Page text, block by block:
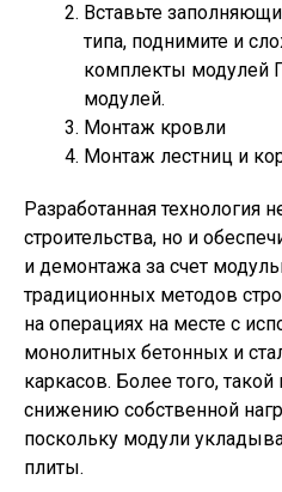
Вставьте
типа, поднимите и
комплекты модулей
модулей.
Монтаж кровли
Монтаж лестниц и
Разработанная технология
строительства, но и
и демонтажа за счет
традиционных методов
на операциях на месте с
монолитных бетонных и
каркасов. Более того,
снижению собственной
поскольку модули
плиты.